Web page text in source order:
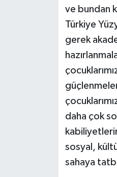
ve bundan
Türkiye
gerek
daha çok
sosyal,
sahaya